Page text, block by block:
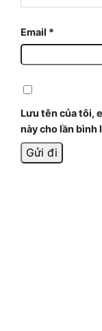
Email *
Lưu tên của tôi,
này cho lần bình